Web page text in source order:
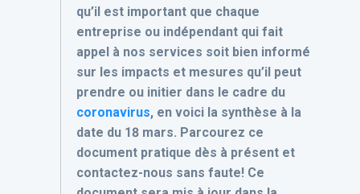
qu’il est important que chaque
entreprise ou indépendant qui fait
appel à nos services soit bien informé
sur les impacts et mesures qu’il peut
prendre ou initier dans le cadre du
coronavirus, en voici la synthèse à la
date du 18 mars. Parcourez ce
document pratique dès à présent et
contactez-nous sans faute! Ce